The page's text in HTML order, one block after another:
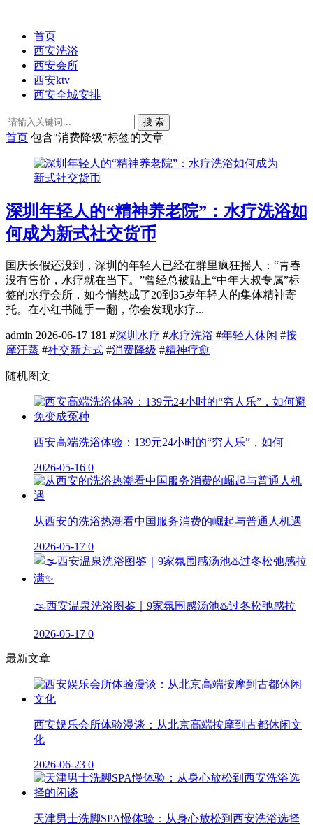
首页
西安洗浴
西安会所
西安ktv
西安全城安排
搜 索
首页 包含"消费降级"标签的文章
深圳年轻人的“精神养老院”：水疗洗浴如
何成为新式社交货币
国庆长假还没到，深圳的年轻人已经在群里疯狂摇人：“青春
没有售价，水疗就在当下。”曾经总被贴上“中年大叔专属”标
签的水疗会所，如今悄然成了20到35岁年轻人的集体精神寄
托。在小红书随手一翻，你会发现水疗...
admin 2026-06-17 181 #深圳水疗 #水疗洗浴 #年轻人休闲 #按
摩汗蒸 #社交新方式 #消费降级 #精神疗愈
随机图文
西安高端洗浴体验：139元24小时的“穷人乐”，如何
2026-05-16 0
从西安的洗浴热潮看中国服务消费的崛起与普通人机遇
2026-05-17 0
🌫️西安温泉洗浴图鉴｜9家氛围感汤池♨️过冬松弛感拉
2026-05-17 0
最新文章
西安娱乐会所体验漫谈：从北京高端按摩到古都休闲文
化
2026-06-23 0
天津男士洗脚SPA慢体验：从身心放松到西安洗浴选择